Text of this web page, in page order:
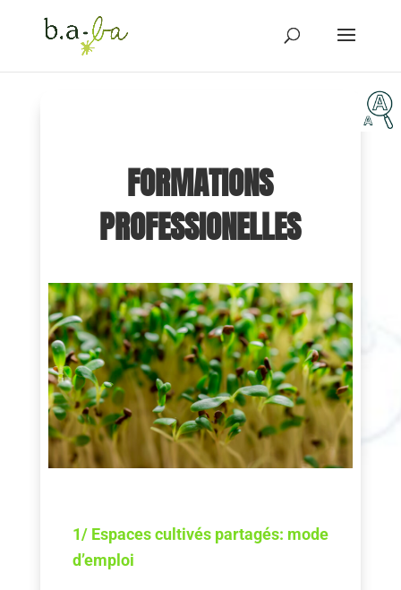
FORMATIONS
PROFESSIONELLES
1/ Espaces cultivés partagés: mode
d’emploi